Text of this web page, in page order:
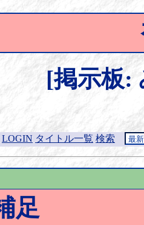
[掲示板:
LOGIN タイトル一覧 検索
足